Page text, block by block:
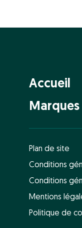
Accueil
Marques
Plan de site
Conditions
Conditions
Mentions
Politique de